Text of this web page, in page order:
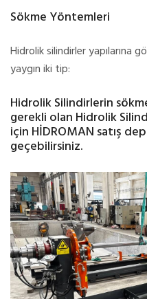
Sökme Yöntemleri
Hidrolik silindirler yapılarına
yaygın iki tip:
Hidrolik Silindirlerin
gerekli olan Hidrolik
için HİDROMAN satış
geçebilirsiniz.